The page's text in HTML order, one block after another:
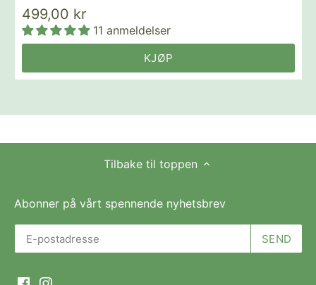
499,00 kr
11 anmeldelser
KJØP
Tilbake til toppen
Abonner på vårt spennende nyhetsbrev